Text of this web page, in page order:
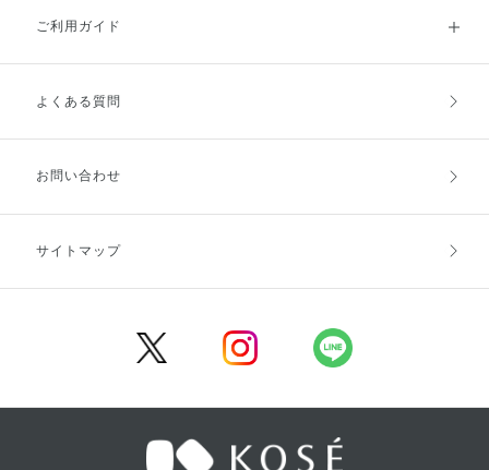
ご利用ガイド
ご利用ガイドトップ
お支払方法
キャンセル・返品・交換
よくある質問
お問い合わせ
サイトマップ